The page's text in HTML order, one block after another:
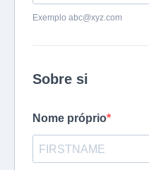
Exemplo abc@xyz.com
Sobre si
Nome próprio